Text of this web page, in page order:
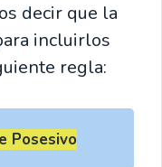
decir que la
incluirlos
regla:
Posesivo